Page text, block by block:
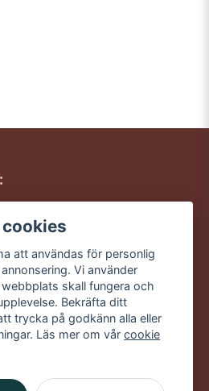
att användas för personlig
Vi använder
skall fungera och
Bekräfta ditt
trycka på godkänn alla eller
Läs mer om vårcookie